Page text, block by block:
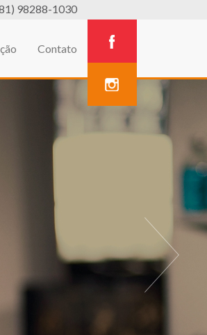
98288-1030
Contato